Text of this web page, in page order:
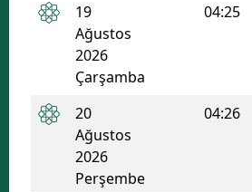
19
Ağustos
2026
Çarşamba
04:25
20
Ağustos
2026
Perşembe
04:26